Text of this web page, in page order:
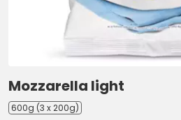
Mozzarella light
600g (3 x 200g)